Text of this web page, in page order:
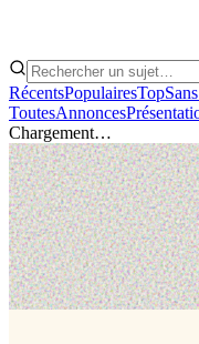
RécentsPopulairesTop
ToutesAnnonces
Chargement…